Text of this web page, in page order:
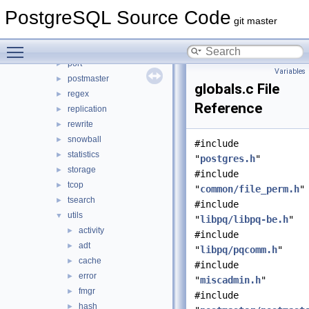
PostgreSQL Source Code git master
► optimizer
► port
► postmaster
► regex
► replication
► rewrite
► snowball
► statistics
► storage
► tcop
► tsearch
▼ utils
► activity
► adt
► cache
► error
► fmgr
► hash
Variables
globals.c File
Reference
#include
"postgres.h"
#include
"common/file_perm.h"
#include
"libpq/libpq-be.h"
#include
"libpq/pqcomm.h"
#include
"miscadmin.h"
#include